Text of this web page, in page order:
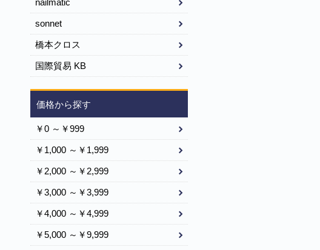
nailmatic
sonnet
橋本クロス
国際貿易 KB
価格から探す
￥0 ～￥999
￥1,000 ～￥1,999
￥2,000 ～￥2,999
￥3,000 ～￥3,999
￥4,000 ～￥4,999
￥5,000 ～￥9,999